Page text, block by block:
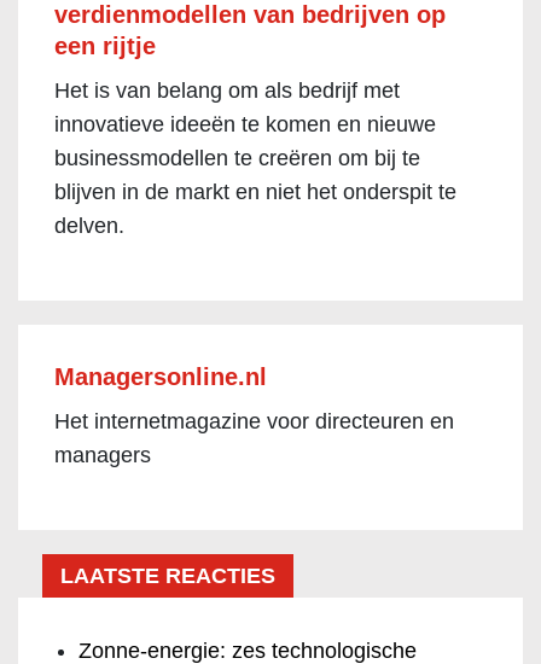
verdienmodellen van bedrijven op
een rijtje
Het is van belang om als bedrijf met
innovatieve ideeën te komen en nieuwe
businessmodellen te creëren om bij te
blijven in de markt en niet het onderspit te
delven.
Managersonline.nl
Het internetmagazine voor directeuren en
managers
LAATSTE REACTIES
Zonne-energie: zes technologische